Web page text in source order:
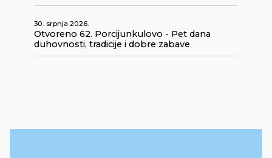
30. srpnja 2026.
Otvoreno 62. Porcijunkulovo - Pet dana
duhovnosti, tradicije i dobre zabave